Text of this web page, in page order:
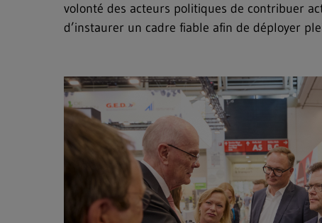
volonté des acteurs politiques de contribuer
d’instaurer un cadre fiable afin de déployer